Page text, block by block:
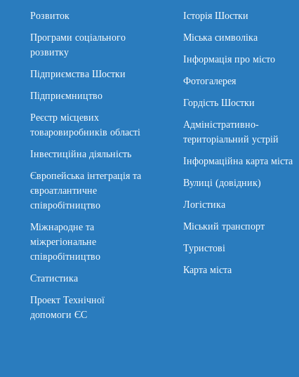
Розвиток
Програми соціального
розвитку
Підприємства Шостки
Підприємництво
Реєстр місцевих
товаровиробників області
Інвестиційна діяльність
Європейська інтеграція та
євроатлантичне
співробітництво
Міжнародне та
міжрегіональне
співробітництво
Статистика
Проект Технічної
допомоги ЄС
Історія Шостки
Міська символіка
Інформація про місто
Фотогалерея
Гордість Шостки
Адміністративно-
територіальний устрій
Інформаційна карта міста
Вулиці (довідник)
Логістика
Міський транспорт
Туристові
Карта міста